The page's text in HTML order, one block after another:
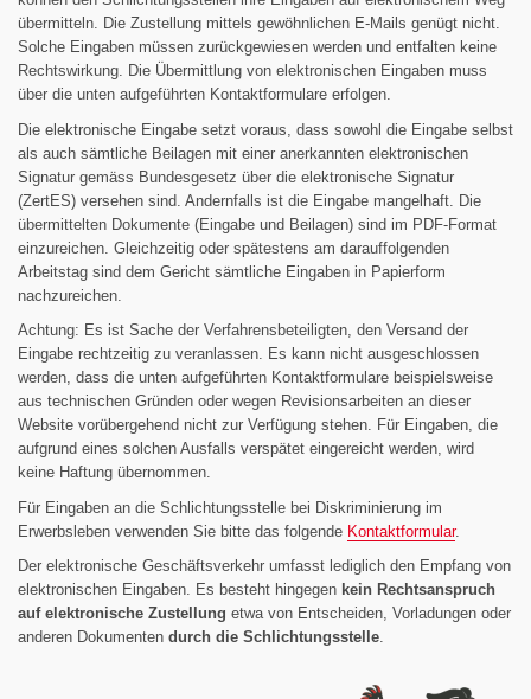
übermitteln. Die Zustellung mittels gewöhnlichen E-Mails genügt nicht.
Solche Eingaben müssen zurückgewiesen werden und entfalten keine
Rechtswirkung. Die Übermittlung von elektronischen Eingaben muss
über die unten aufgeführten Kontaktformulare erfolgen.
Die elektronische Eingabe setzt voraus, dass sowohl die Eingabe selbst
als auch sämtliche Beilagen mit einer anerkannten elektronischen
Signatur gemäss Bundesgesetz über die elektronische Signatur
(ZertES) versehen sind. Andernfalls ist die Eingabe mangelhaft. Die
übermittelten Dokumente (Eingabe und Beilagen) sind im PDF-Format
einzureichen. Gleichzeitig oder spätestens am darauffolgenden
Arbeitstag sind dem Gericht sämtliche Eingaben in Papierform
nachzureichen.
Achtung: Es ist Sache der Verfahrensbeteiligten, den Versand der
Eingabe rechtzeitig zu veranlassen. Es kann nicht ausgeschlossen
werden, dass die unten aufgeführten Kontaktformulare beispielsweise
aus technischen Gründen oder wegen Revisionsarbeiten an dieser
Website vorübergehend nicht zur Verfügung stehen. Für Eingaben, die
aufgrund eines solchen Ausfalls verspätet eingereicht werden, wird
keine Haftung übernommen.
Für Eingaben an die Schlichtungsstelle bei Diskriminierung im
Erwerbsleben verwenden Sie bitte das folgende Kontaktformular.
Der elektronische Geschäftsverkehr umfasst lediglich den Empfang von
elektronischen Eingaben. Es besteht hingegen kein Rechtsanspruch
auf elektronische Zustellung etwa von Entscheiden, Vorladungen oder
anderen Dokumenten durch die Schlichtungsstelle.